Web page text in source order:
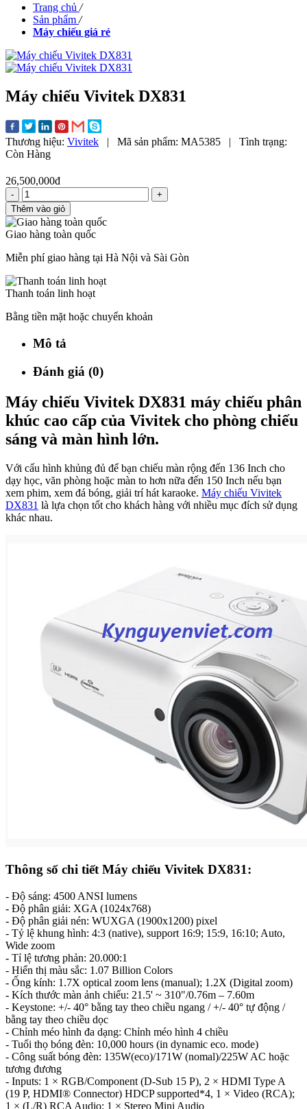
Trang chủ /
Sản phẩm /
Máy chiếu giá rẻ
Máy chiếu Vivitek DX831
Thương hiệu: Vivitek | Mã sản phẩm: MA5385 |
Tình trạng:
Còn Hàng
26,500,000đ
-
+
Thêm vào giỏ
Giao hàng toàn quốc
Miễn phí giao hàng tại Hà Nội và Sài Gòn
Thanh toán linh hoạt
Bằng tiền mặt hoặc chuyển khoản
Mô tả
Đánh giá (0)
Máy chiếu Vivitek DX831 máy chiếu phân
khúc cao cấp của Vivitek cho phòng chiếu
sáng và màn hình lớn.
Với cấu hình khủng đủ để bạn chiếu màn rộng đến 136 Inch cho
dạy học, văn phòng hoặc màn to hơn nữa đến 150 Inch nếu bạn
xem phim, xem đá bóng, giải trí hát karaoke. Máy chiếu Vivitek
DX831 là lựa chọn tốt cho khách hàng với nhiều mục đích sử dụng
khác nhau.
Thông số chi tiết Máy chiếu Vivitek DX831:
- Độ sáng: 4500 ANSI lumens
- Độ phân giải: XGA (1024x768)
- Độ phân giải nén: WUXGA (1900x1200) pixel
- Tỷ lệ khung hình: 4:3 (native), support 16:9; 15:9, 16:10; Auto,
Wide zoom
- Tỉ lệ tương phản: 20.000:1
- Hiển thị màu sắc: 1.07 Billion Colors
- Ống kính: 1.7X optical zoom lens (manual); 1.2X (Digital zoom)
- Kích thước màn ảnh chiếu: 21.5' ~ 310"/0.76m – 7.60m
- Keystone: +/- 40° bằng tay theo chiều ngang / +/- 40° tự động /
bằng tay theo chiều dọc
- Chỉnh méo hình đa dạng: Chỉnh méo hình 4 chiều
- Tuổi thọ bóng đèn: 10,000 hours (in dynamic eco. mode)
- Công suất bóng đèn: 135W(eco)/171W (nomal)/225W AC hoặc
tương đương
- Inputs: 1 × RGB/Component (D-Sub 15 P), 2 × HDMI Type A
(19 P, HDMI® Connector) HDCP supported*4, 1 × Video (RCA);
1 × (L/R) RCA Audio; 1 × Stereo Mini Audio